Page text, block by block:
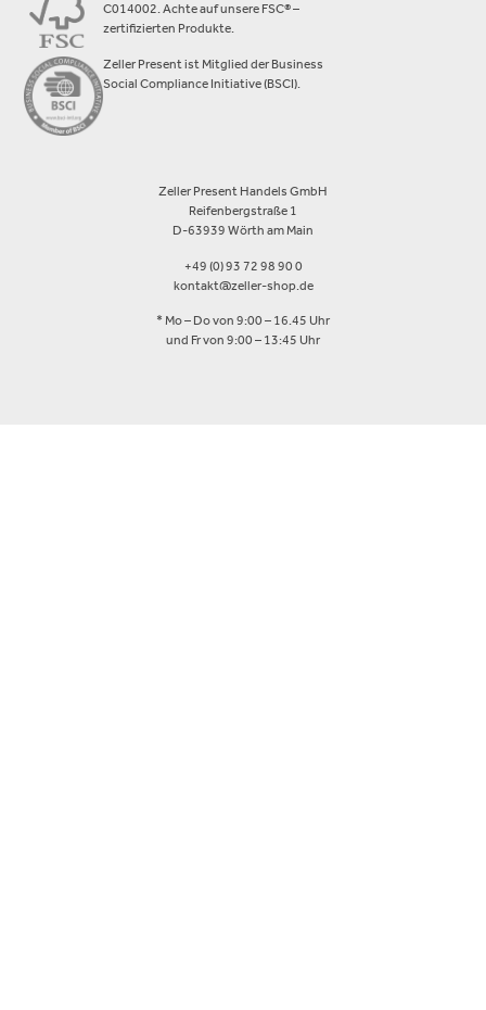
C014002. Achte auf unsere FSC® –
zertifizierten Produkte.
Zeller Present ist Mitglied der Business
Social Compliance Initiative (BSCI).
Zeller Present Handels GmbH
Reifenbergstraße 1
D-63939 Wörth am Main
+49 (0) 93 72 98 90 0
kontakt@zeller-shop.de
* Mo – Do von 9:00 – 16.45 Uhr
und Fr von 9:00 – 13:45 Uhr